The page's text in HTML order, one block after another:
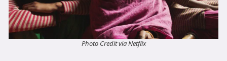
Photo Credit via Netflix